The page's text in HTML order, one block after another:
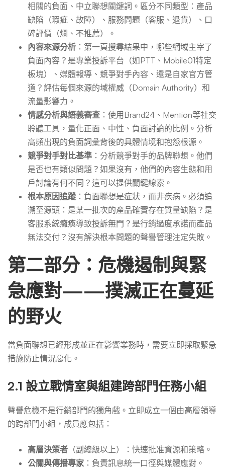
相關的負面、中立聯想關鍵詞。區分不同類型：產品
缺陷（瑕疵、故障）、服務問題（客服、退貨）、口
碑評價（爛、不推薦）。
內容來源分析 ：第一頁搜尋結果中，哪些網域主宰了
負面內容？是專業投訴平台（如PTT、Mobile01特定
板塊）、媒體報導、競爭對手內容、還是自家官方管
道？評估每個來源的域權威（Domain Authority）和
流量影響力。
情感分析與語義審查 ：使用Brand24、Mention等社交
聆聽工具，量化正面、中性、負面討論的比例。分析
高頻出現的負面詞彙背後的具體情境和抱怨根源。
競爭對手對比基準 ：分析競爭對手的品牌聯想。他們
是否也有類似問題？如果沒有，他們的內容生態和用
戶討論有何不同？這可以提供關鍵線索。
根本原因追蹤 ：負面聯想是症狀，而非疾病。必須追
溯至源頭：是某一批次的產品確實存在質量缺陷？是
客服系統癱瘓導致投訴無門？是行銷過度承諾而產品
無法交付？沒有解決根本問題的聲譽管理注定失敗。
第二部分：危機遏制與緊
急應對——撲滅正在蔓延
的野火
當負面聯想已經形成並正在影響業務時，需要立即採取緊急
措施防止情況惡化。
2.1 設立戰情室與組建跨部門任務小組
聲譽危機不是行銷部門的獨角戲。立即成立一個由高層領導
的跨部門小組，成員應包括：
高層決策者 （副總級以上）：快速批准資源和策略。
公關與傳播專家 ：負責訊息統一口徑與媒體應對。